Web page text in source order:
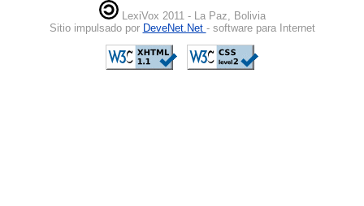
LexiVox 2011 - La Paz, Bolivia
Sitio impulsado por DeveNet.Net - software para Internet